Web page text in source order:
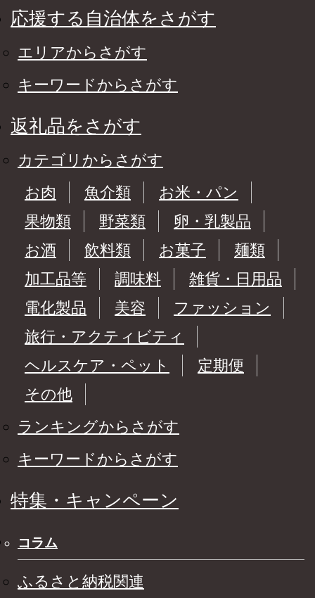
応援する自治体をさがす
エリアからさがす
キーワードからさがす
返礼品をさがす
カテゴリからさがす
お肉
魚介類
お米・パン
果物類
野菜類
卵・乳製品
お酒
飲料類 お菓子
麺類
加工品等
調味料
雑貨・日用品
電化製品
美容
ファッション
旅行・アクティビティ
ヘルスケア・ペット
定期便
その他
ランキングからさがす
キーワードからさがす
特集・キャンペーン
コラム
ふるさと納税関連